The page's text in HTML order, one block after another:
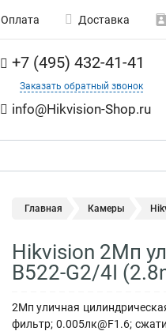
Оплата Доставка
+7 (495) 432-41-41
Заказать обратный звонок
info@Hikvision-Shop.ru
Главная Камеры
Hikvision 2Мп
B522-G2/4I
2Мп уличная
фильтр; 0.005лк@F1.6;